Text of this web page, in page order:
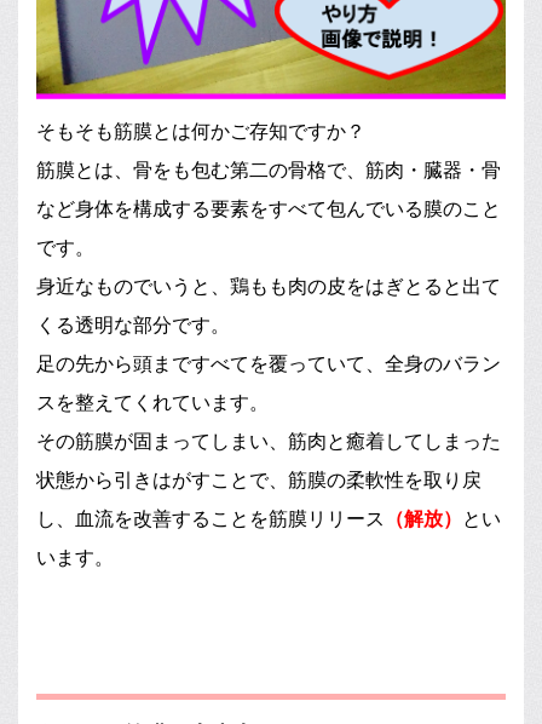
そもそも筋膜とは何かご存知ですか？
筋膜とは、骨をも包む第二の骨格で、筋肉・臓器・骨
など身体を構成する要素をすべて包んでいる膜のこと
です。
身近なものでいうと、鶏もも肉の皮をはぎとると出て
くる透明な部分です。
足の先から頭まですべてを覆っていて、全身のバラン
スを整えてくれています。
その筋膜が固まってしまい、筋肉と癒着してしまった
状態から引きはがすことで、筋膜の柔軟性を取り戻
し、血流を改善することを筋膜リリース
（解放）
とい
います。